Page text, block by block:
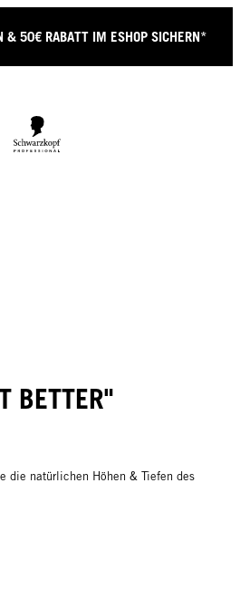
& 50€ RABATT IM ESHOP SICHERN*
BETTER"
die natürlichen Höhen & Tiefen des